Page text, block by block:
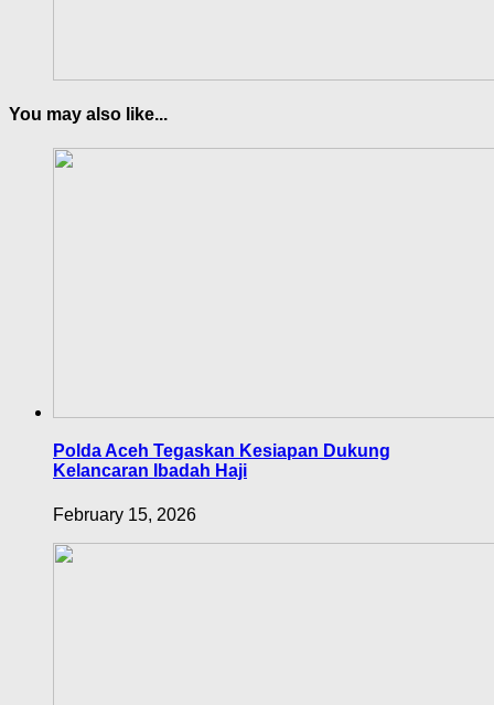
You may also like...
Polda Aceh Tegaskan Kesiapan Dukung
Kelancaran Ibadah Haji
February 15, 2026